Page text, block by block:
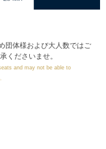
団体様および大人数ではご
くださいませ。
and may not be able to